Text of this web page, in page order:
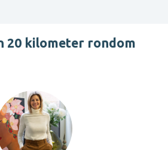
20 kilometer rondom